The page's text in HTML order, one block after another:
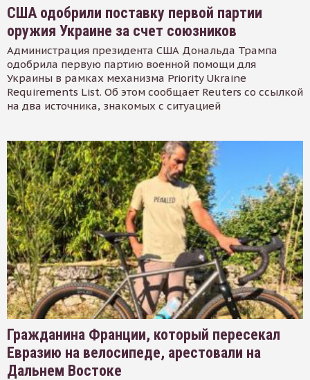
США одобрили поставку первой партии
оружия Украине за счет союзников
Администрация президента США Дональда Трампа
одобрила первую партию военной помощи для
Украины в рамках механизма Priority Ukraine
Requirements List. Об этом сообщает Reuters со ссылкой
на два источника, знакомых с ситуацией
Гражданина Франции, который пересекал
Евразию на велосипеде, арестовали на
Дальнем Востоке